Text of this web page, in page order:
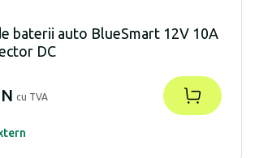
baterii auto BlueSmart 12V 10A
DC
cu TVA